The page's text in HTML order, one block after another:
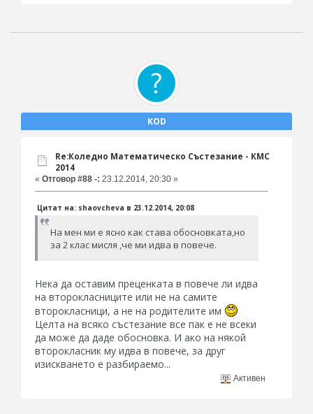
KOD
Re:Коледно Математическо Състезание - КМС
2014
« Отговор #88 -: 23.12.2014, 20:30 »
Цитат на: shaovcheva в 23.12.2014, 20:08
На мен ми е ясно как става обосновката,но
за 2 клас мисля ,че ми идва в повече.
Нека да оставим преценката в повече ли идва
на второкласниците или не на самите
второкласници, а не на родителите им
Целта на всяко състезание все пак е не всеки
да може да даде обосновка. И ако на някой
второкласник му идва в повече, за друг
изискването е разбираемо...
Активен